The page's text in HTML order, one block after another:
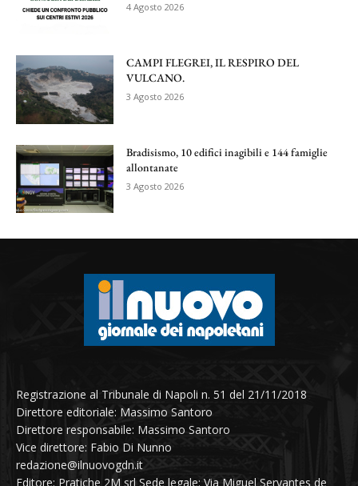
4 Agosto 2026
CAMPI FLEGREI, IL RESPIRO DEL
VULCANO.
3 Agosto 2026
Bradisismo, 10 edifici inagibili e 144 famiglie
allontanate
3 Agosto 2026
Registrazione al Tribunale di Napoli n. 51 del 21/11/2018
Direttore editoriale: Massimo Santoro
Direttore responsabile: Massimo Santoro
Vice direttore: Fabio Di Nunno
redazione@ilnuovogdn.it
Editore: Pratiche 2M srl Sede legale: Via Miguel Servantes de